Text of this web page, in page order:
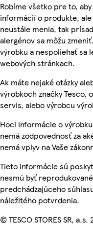
Robíme všetko pre to,
informácií o produkte,
neustále menia, tak
alergénov sa môžu
výrobku a nespoliehať sa
webových stránkach.
Ak máte nejaké otázky
výrobkoch značky Tesco,
servis, alebo výrobcu
Hoci informácie o
nemá zodpovednosť za
nemá vplyv na Vaše
Tieto informácie sú
nesmú byť
predchádzajúceho
náležitého potvrdenia.
© TESCO STORES SR, a.s.